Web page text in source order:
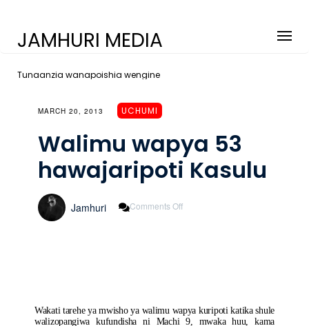
JAMHURI MEDIA
Tunaanzia wanapoishia wengine
MARCH 20, 2013 UCHUMI
Walimu wapya 53
hawajaripoti Kasulu
Jamhuri Comments Off
Wakati tarehe ya mwisho ya walimu wapya kuripoti katika shule
walizopangiwa kufundisha ni Machi 9, mwaka huu, kama